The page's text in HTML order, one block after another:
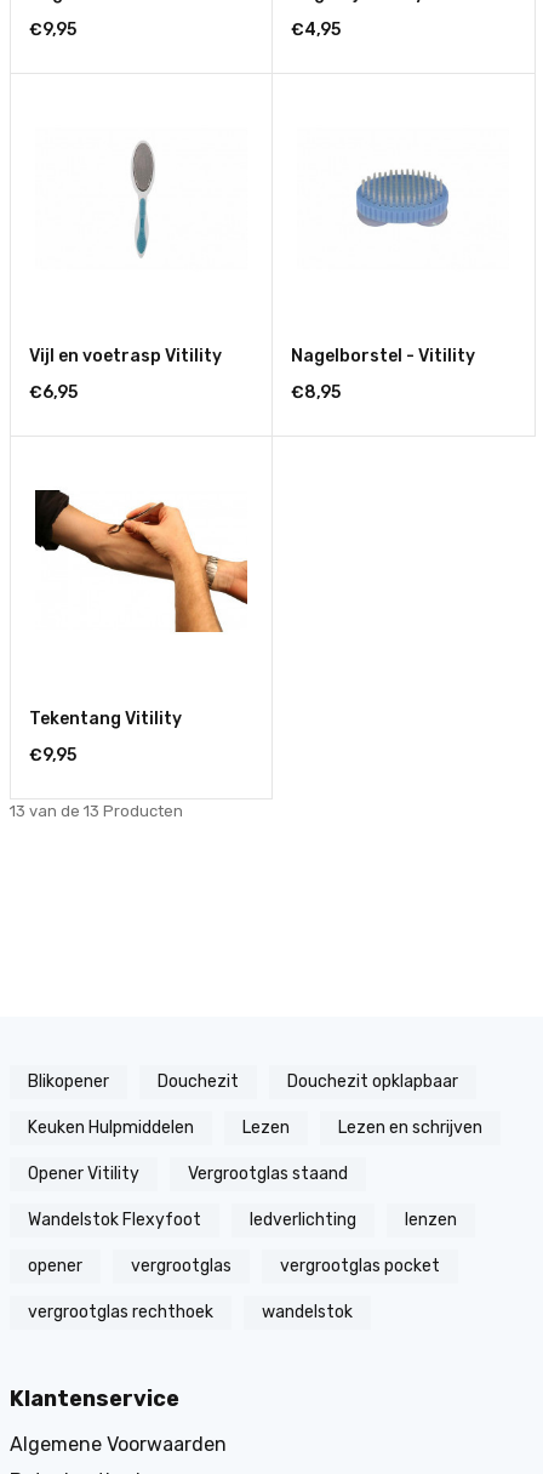
€9,95
€4,95
Vijl en voetrasp Vitility
€6,95
Nagelborstel - Vitility
€8,95
Tekentang Vitility
€9,95
13 van de 13 Producten
Blikopener Douchezit Douchezit opklapbaar
Keuken Hulpmiddelen Lezen Lezen en schrijven
Opener Vitility Vergrootglas staand
Wandelstok Flexyfoot ledverlichting lenzen
opener vergrootglas vergrootglas pocket
vergrootglas rechthoek wandelstok
Klantenservice
Algemene Voorwaarden